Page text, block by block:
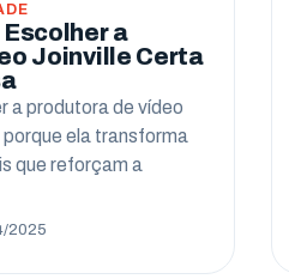
a
Joinville Certa
a produtora de vídeo
ela transforma
que reforçam a
2025